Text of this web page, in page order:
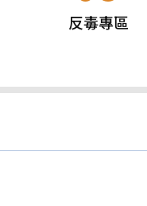
反毒專區